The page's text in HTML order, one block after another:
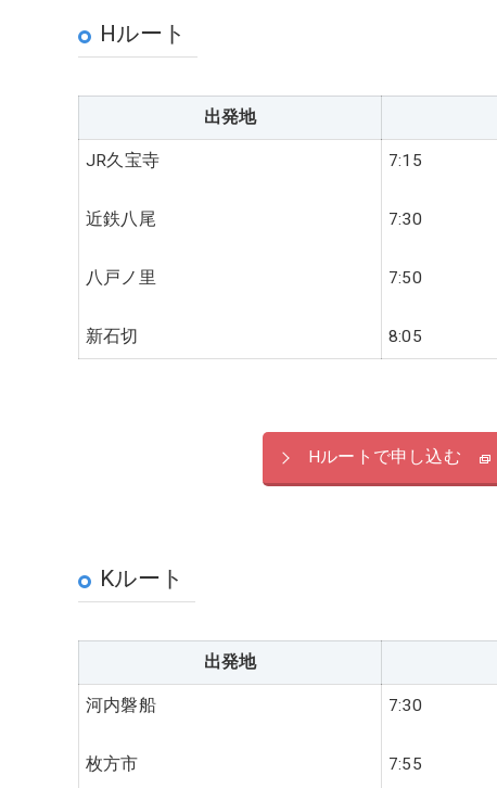
Hルート
出発地
JR久宝寺
近鉄八尾
八戸ノ里
新石切
7:15
7:30
7:50
8:05
Hルートで申し込む
Kルート
出発地
河内磐船
枚方市
7:30
7:55